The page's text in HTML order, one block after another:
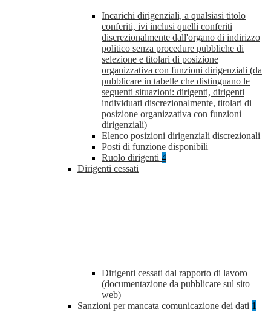
Incarichi dirigenziali, a qualsiasi titolo
conferiti, ivi inclusi quelli conferiti
discrezionalmente dall'organo di indirizzo
politico senza procedure pubbliche di
selezione e titolari di posizione
organizzativa con funzioni dirigenziali (da
pubblicare in tabelle che distinguano le
seguenti situazioni: dirigenti, dirigenti
individuati discrezionalmente, titolari di
posizione organizzativa con funzioni
dirigenziali)
Elenco posizioni dirigenziali discrezionali
Posti di funzione disponibili
Ruolo dirigenti 4
Dirigenti cessati
Dirigenti cessati dal rapporto di lavoro
(documentazione da pubblicare sul sito
web)
Sanzioni per mancata comunicazione dei dati 1